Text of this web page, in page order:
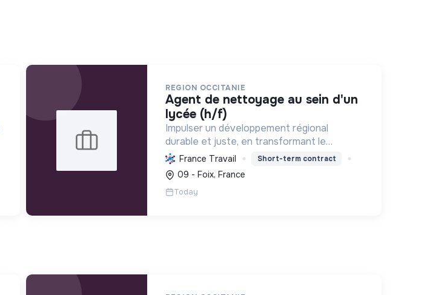
REGION OCCITANIE
agent de nettoyage au sein d'un
lycée (h/f)
Impulser un développement régional
durable et juste, en transformant le
territoire pour le rendre résilient et leader
en énergie positive d'ici 2050.
France Travail Short-term contract
09 - Foix, France
Today